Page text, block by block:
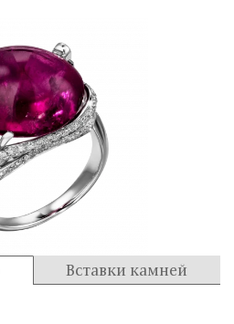
Вставки камней